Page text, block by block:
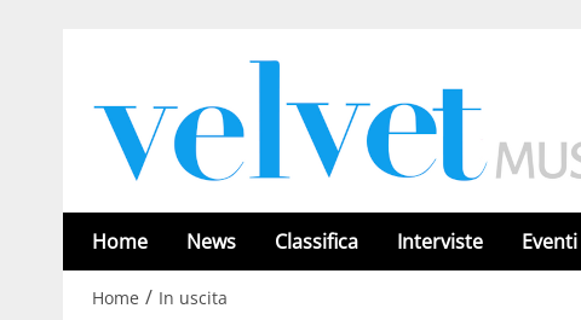
Home News Classifica Interviste Eventi
Home / In uscita